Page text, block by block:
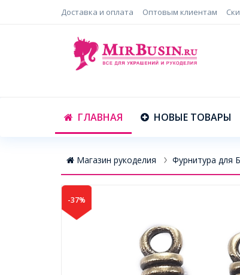
Доставка и оплата Оптовым клиентам
ГЛАВНАЯ НОВЫЕ ТОВАРЫ
Магазин рукоделия Фурнитура для
-37%